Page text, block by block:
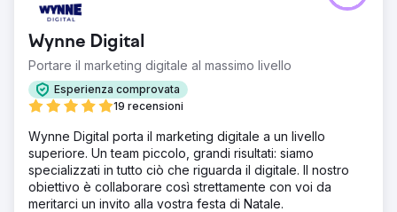
Wynne Digital
Portare il marketing digitale al massimo livello
Esperienza comprovata
19 recensioni
Wynne Digital porta il marketing digitale a un livello
superiore. Un team piccolo, grandi risultati: siamo
specializzati in tutto ciò che riguarda il digitale. Il nostro
obiettivo è collaborare così strettamente con voi da
meritarci un invito alla vostra festa di Natale.